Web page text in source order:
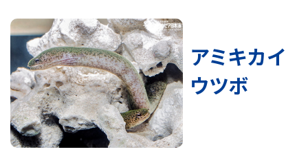
アミキカイ
ウツボ